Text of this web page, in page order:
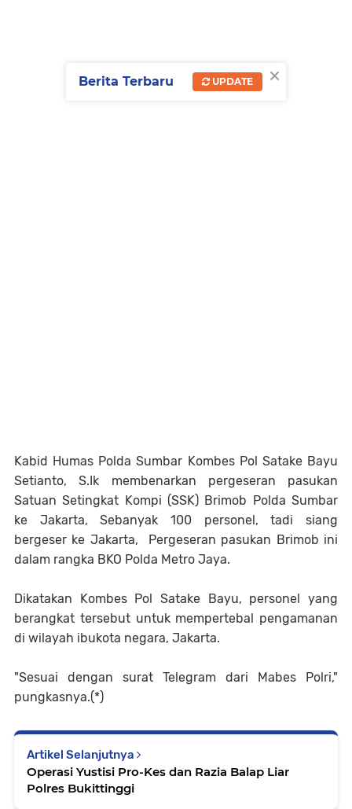
Kabid Humas Polda Sumbar Kombes Pol Satake Bayu
Setianto, S.Ik membenarkan pergeseran pasukan
Satuan Setingkat Kompi (SSK) Brimob Polda Sumbar
ke Jakarta, Sebanyak 100 personel, tadi siang
bergeser ke Jakarta, Pergeseran pasukan Brimob ini
dalam rangka BKO Polda Metro Jaya.
Dikatakan Kombes Pol Satake Bayu, personel yang
berangkat tersebut untuk mempertebal pengamanan
di wilayah ibukota negara, Jakarta.
"Sesuai dengan surat Telegram dari Mabes Polri,"
pungkasnya.(*)
Artikel Selanjutnya
Operasi Yustisi Pro-Kes dan Razia Balap Liar
Polres Bukittinggi
×
Berita Terbaru UPDATE